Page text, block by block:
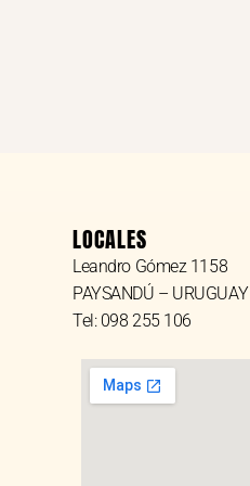
LOCALES
Leandro Gómez 1158
PAYSANDÚ – URUGUAY
Tel: 098 255 106